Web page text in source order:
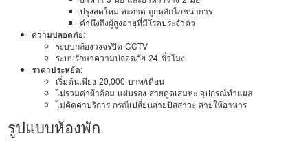
ปรุงสดใหม่ สะอาด ถูกหลักโภชนาการ
คำนึงถึงผู้สูงอายุที่มีโรคประจำตัว
ความปลอดภัย:
ระบบกล้องวงจรปิด CCTV
ระบบรักษาความปลอดภัย 24 ชั่วโมง
ราคาประหยัด:
เริ่มต้นเพียง 20,000 บาท/เดือน
ไม่รวมค่าผ้าอ้อม แผ่นรอง สายดูดเสมหะ อุปกรณ์ทำแผล
ไม่คิดค่าบริการ กรณีเปลี่ยนสายปัสสาวะ สายให้อาหาร
รูปแบบห้องพัก